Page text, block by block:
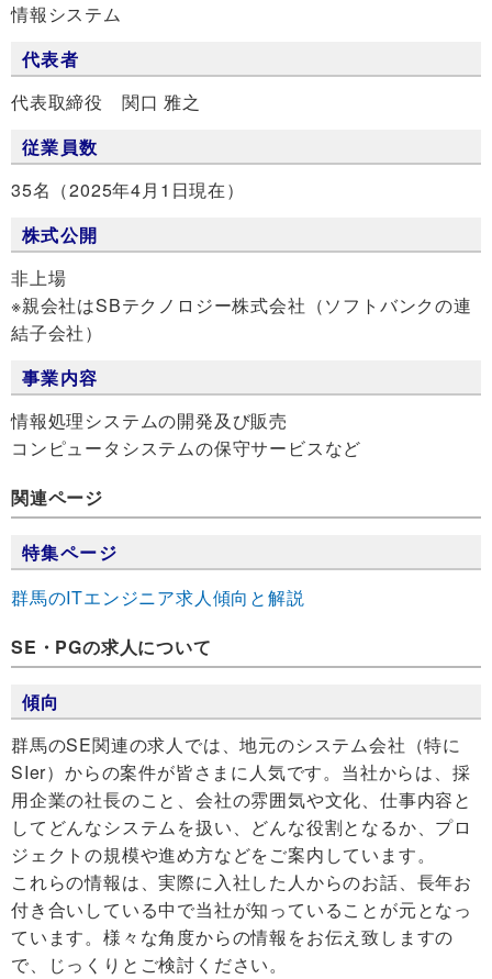
情報システム
代表者
代表取締役 関口 雅之
従業員数
35名（2025年4月1日現在）
株式公開
非上場
※親会社はSBテクノロジー株式会社（ソフトバンクの連
結子会社）
事業内容
情報処理システムの開発及び販売
コンピュータシステムの保守サービスなど
関連ページ
特集ページ
群馬のITエンジニア求人傾向と解説
SE・PGの求人について
傾向
群馬のSE関連の求人では、地元のシステム会社（特に
SIer）からの案件が皆さまに人気です。当社からは、採
用企業の社長のこと、会社の雰囲気や文化、仕事内容と
してどんなシステムを扱い、どんな役割となるか、プロ
ジェクトの規模や進め方などをご案内しています。
これらの情報は、実際に入社した人からのお話、長年お
付き合いしている中で当社が知っていることが元となっ
ています。様々な角度からの情報をお伝え致しますの
で、じっくりとご検討ください。